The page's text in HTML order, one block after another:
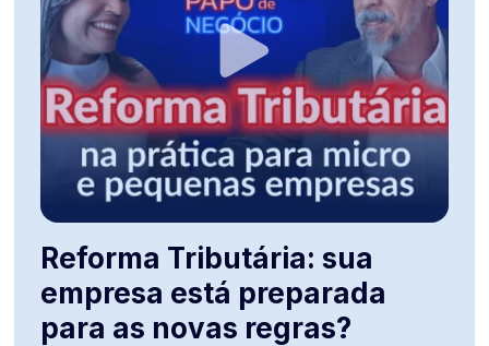
Reforma Tributária: sua
empresa está preparada
para as novas regras?